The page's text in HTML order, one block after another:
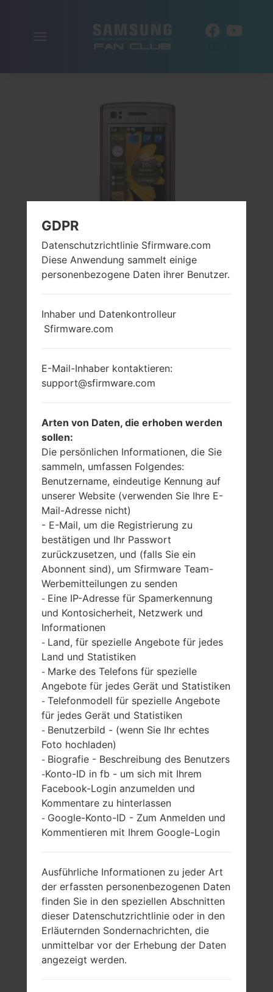
SAMSUNG GT-S8301C
AUS DER ULTRA
TOUCH SERIE
2.8 Zoll, (~39.4%
Bildschirm zu
Körper Verhältnis)
240 x 400 Pixel,
(~167 Dichte der
Pixel pro Zoll)
105 gramm (3.70
unzen)
Abnehmbar Li-Ion
880 mAh
-
GDPR
Datenschutzrichtlinie Sfirmware.com
Diese Anwendung sammelt einige
personenbezogene Daten ihrer Benutzer.
Inhaber und Datenkontrolleur
Sfirmware.com
E-Mail-Inhaber kontaktieren:
support@sfirmware.com
Arten von Daten, die erhoben werden
sollen:
Die persönlichen Informationen, die Sie
sammeln, umfassen Folgendes:
Benutzername, eindeutige Kennung auf
unserer Website (verwenden Sie Ihre E-
Mail-Adresse nicht)
- E-Mail, um die Registrierung zu
bestätigen und Ihr Passwort
zurückzusetzen, und (falls Sie ein
Abonnent sind), um Sfirmware Team-
Werbemitteilungen zu senden
- Eine IP-Adresse für Spamerkennung
und Kontosicherheit, Netzwerk und
Informationen
- Land, für spezielle Angebote für jedes
Land und Statistiken
- Marke des Telefons für spezielle
Angebote für jedes Gerät und Statistiken
- Telefonmodell für spezielle Angebote
für jedes Gerät und Statistiken
- Benutzerbild - (wenn Sie Ihr echtes
Foto hochladen)
- Biografie - Beschreibung des Benutzers
-Konto-ID in fb - um sich mit Ihrem
Facebook-Login anzumelden und
Kommentare zu hinterlassen
- Google-Konto-ID - Zum Anmelden und
Kommentieren mit Ihrem Google-Login
Ausführliche Informationen zu jeder Art
der erfassten personenbezogenen Daten
finden Sie in den speziellen Abschnitten
dieser Datenschutzrichtlinie oder in den
Erläuternden Sondernachrichten, die
unmittelbar vor der Erhebung der Daten
angezeigt werden.